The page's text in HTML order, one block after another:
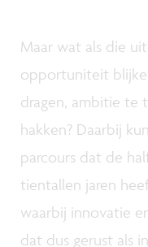
Maar wat als die
opportuniteit
dragen, ambitie te
hakken? Daarbij
parcours dat de
tientallen jaren
waarbij innovatie
dat dus gerust als